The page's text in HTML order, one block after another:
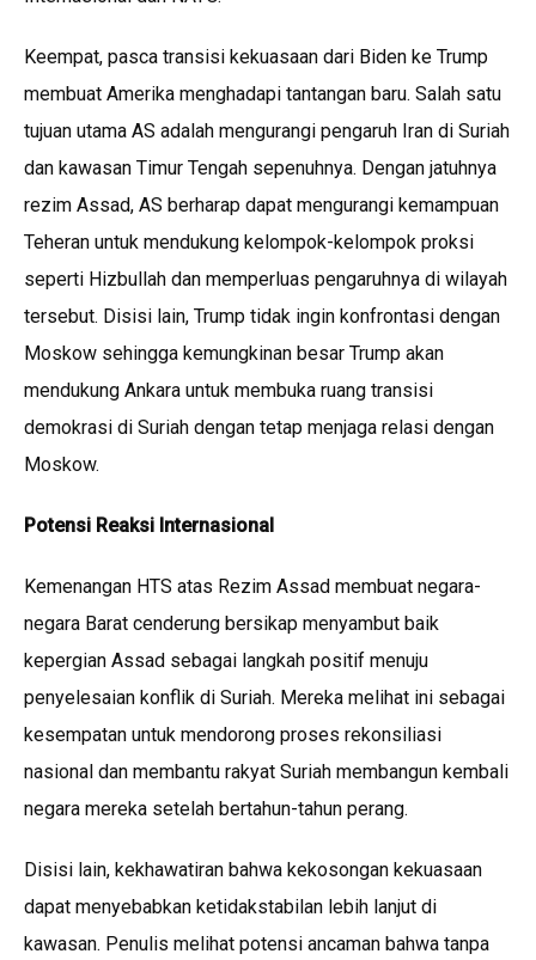
Keempat, pasca transisi kekuasaan dari Biden ke Trump
membuat Amerika menghadapi tantangan baru. Salah satu
tujuan utama AS adalah mengurangi pengaruh Iran di Suriah
dan kawasan Timur Tengah sepenuhnya. Dengan jatuhnya
rezim Assad, AS berharap dapat mengurangi kemampuan
Teheran untuk mendukung kelompok-kelompok proksi
seperti Hizbullah dan memperluas pengaruhnya di wilayah
tersebut. Disisi lain, Trump tidak ingin konfrontasi dengan
Moskow sehingga kemungkinan besar Trump akan
mendukung Ankara untuk membuka ruang transisi
demokrasi di Suriah dengan tetap menjaga relasi dengan
Moskow.
Potensi Reaksi Internasional
Kemenangan HTS atas Rezim Assad membuat negara-
negara Barat cenderung bersikap menyambut baik
kepergian Assad sebagai langkah positif menuju
penyelesaian konflik di Suriah. Mereka melihat ini sebagai
kesempatan untuk mendorong proses rekonsiliasi
nasional dan membantu rakyat Suriah membangun kembali
negara mereka setelah bertahun-tahun perang.
Disisi lain, kekhawatiran bahwa kekosongan kekuasaan
dapat menyebabkan ketidakstabilan lebih lanjut di
kawasan. Penulis melihat potensi ancaman bahwa tanpa